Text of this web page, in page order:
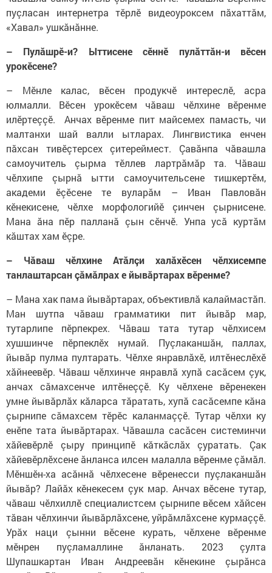
пуçласан интернетра тӗрлӗ видеоуроксем пăхаттăм,
«Хавал» ушкăнăнне.
– Пулăшрӗ-и? Ыттисене сӗннӗ пулăттăн-и вӗсен
урокӗсене?
– Мӗнле калас, вӗсен продукчӗ интереслӗ, асра
юлмалли. Вӗсен урокӗсем чăваш чӗлхине вӗренме
илӗртеççӗ. Анчах вӗренме пит майсемех памасть, чи
малтанхи шай валли ытларах. Лингвистика енчен
пăхсан тивӗçтерсех çитереймест. Çавăнпа чăвашла
самоучитель çырма тӗллев лартрăмăр та. Чăваш
чӗлхипе çырнă ытти самоучительсене тишкертӗм,
академи ӗçӗсене те вуларăм – Иван Павловăн
кӗнекисене, чӗлхе морфологийӗ çинчен çырнисене.
Мана ăна пӗр палланă çын сӗнчӗ. Унпа усă куртăм
кăштах хам ӗçре.
– Чăваш чӗлхине Атăлçи халăхӗсен чӗлхисемпе
танлаштарсан çăмăлрах е йывăртарах вӗренме?
– Мана хак пама йывăртарах, объективлă калаймастăп.
Ман шутпа чăваш грамматики пит йывăр мар,
тутарлипе пӗрпекрех. Чăваш тата тутар чӗлхисем
хушшинче пӗрпеклӗх нумай. Пуçлаканшăн, паллах,
йывăр пулма пултарать. Чӗлхе янравлăхӗ, илтӗнеслӗхӗ
хăйнеевӗр. Чăваш чӗлхинче янравлă хупă сасăсем çук,
анчах сăмахсенче илтӗнеççӗ. Ку чӗлхене вӗренекен
умне йывăрлăх кăларса тăратать, хупă сасăсемпе кăна
çырнипе сăмахсем тӗрӗс каланмаççӗ. Тутар чӗлхи ку
енӗпе тата йывăртарах. Чăвашла сасăсен системинчи
хăйевӗрлӗ çыру принципӗ кăткăслăх çуратать. Çак
хăйевӗрлӗхсене ăнланса илсен малалла вӗренме çăмăл.
Мӗншӗн-ха асăннă чӗлхесене вӗренесси пуçлаканшăн
йывăр? Лайăх кӗнекесем çук мар. Анчах вӗсене тутар,
чăваш чӗлхиллӗ специалистсем çырнипе вӗсем хăйсен
тăван чӗлхинчи йывăрлăхсене, уйрăмлăхсене курмаççӗ.
Урăх наци çынни вӗсене курать, чӗлхене вӗренме
мӗнрен пуçламаллине ăнланать. 2023 çулта
Шупашкартан Иван Андреевăн кӗнекине çырăнса